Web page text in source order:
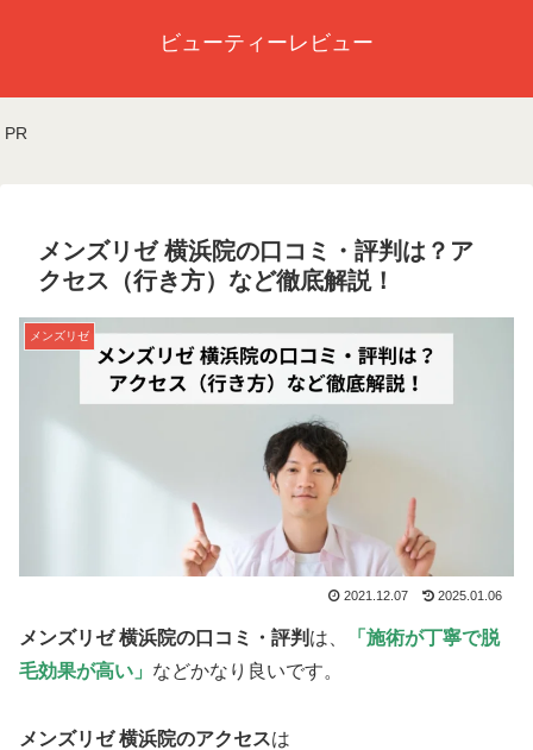
ビューティーレビュー
PR
メンズリゼ 横浜院の口コミ・評判は？ア
クセス（行き方）など徹底解説！
メンズリゼ
2021.12.07 2025.01.06
メンズリゼ 横浜院の口コミ・評判 は、
「施術が丁寧で脱
毛効果が高い」 などかなり良いです。
メンズリゼ 横浜院のアクセスは